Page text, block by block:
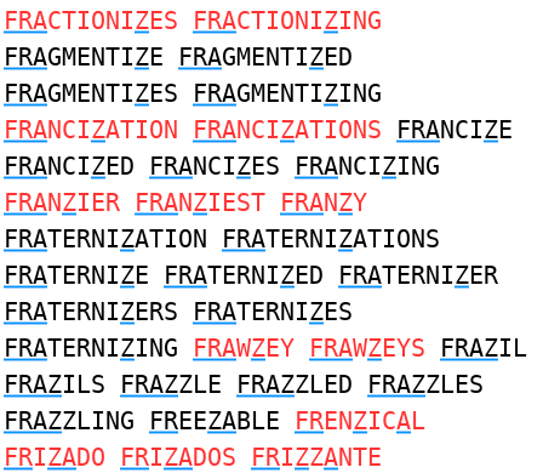
FRACTIONIZES FRACTIONIZING
FRAGMENTIZE FRAGMENTIZED
FRAGMENTIZES FRAGMENTIZING
FRANCIZATION FRANCIZATIONS FRANCIZE
FRANCIZED FRANCIZES FRANCIZING
FRANZIER FRANZIEST FRANZY
FRATERNIZATION FRATERNIZATIONS
FRATERNIZE FRATERNIZED FRATERNIZER
FRATERNIZERS FRATERNIZES
FRATERNIZING FRAWZEY FRAWZEYS FRAZIL
FRAZILS FRAZZLE FRAZZLED FRAZZLES
FRAZZLING FREEZABLE FRENZICAL
FRIZADO FRIZADOS FRIZZANTE